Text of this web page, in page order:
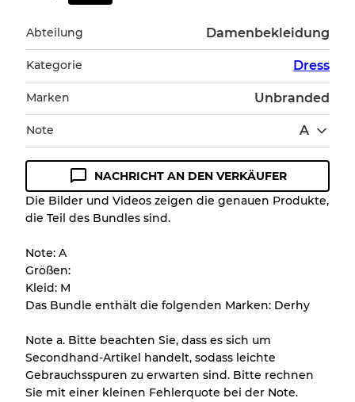
Abteilung Damenbekleidung
Kategorie Dress
Marken Unbranded
Note A
Zustandsrichtlinie
Alle Produkte enthalten eine Qualitätsstufe,
jedes Artikels vor dem Kauf nachvollziehen
können.
Es gibt eine Fehlermarge von bis zu
Unser 3-Stufen-System
NACHRICHT AN DEN VERKÄUFER
Die Bilder und Videos zeigen die genauen Produkte,
die Teil des Bundles sind.
Note: A
Größen:
Kleid: M
Das Bundle enthält die folgenden Marken: Derhy
Note a. Bitte beachten Sie, dass es sich um
Secondhand-Artikel handelt, sodass leichte
Gebrauchsspuren zu erwarten sind. Bitte rechnen
Sie mit einer kleinen Fehlerquote bei der Note.